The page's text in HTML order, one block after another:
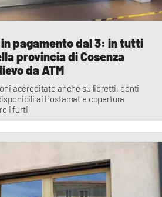
pagamento dal 3: in tutti
provincia di Cosenza
da ATM
accreditate anche su libretti, conti
ai Postamat e copertura
i furti